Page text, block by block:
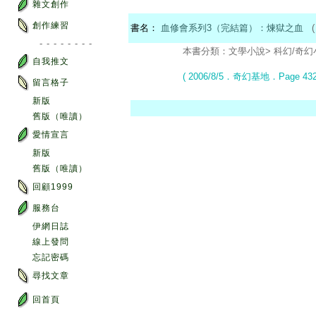
雜文創作
創作練習
- - - - - - - -
自我推文
留言格子
新版
舊版（唯讀）
愛情宣言
新版
舊版（唯讀）
回顧1999
服務台
伊網日誌
線上發問
忘記密碼
尋找文章
回首頁
書名： 血修會系列3（完結篇）：煉獄之血
本書分類：文學小說> 科幻/奇
( 2006/8/5．奇幻基地 ．Page